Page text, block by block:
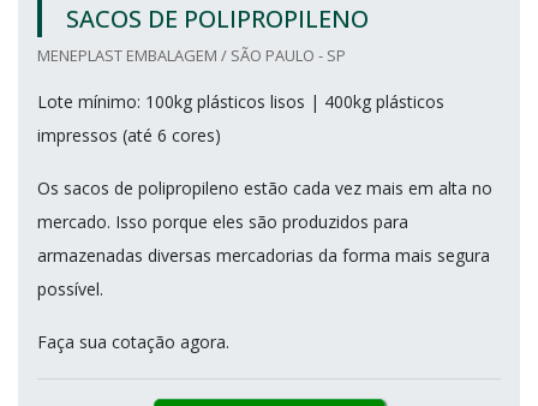
SACOS DE POLIPROPILENO
MENEPLAST EMBALAGEM / SÃO PAULO - SP
Lote mínimo: 100kg plásticos lisos | 400kg plásticos
impressos (até 6 cores)
Os sacos de polipropileno estão cada vez mais em alta no
mercado. Isso porque eles são produzidos para
armazenadas diversas mercadorias da forma mais segura
possível.
Faça sua cotação agora.